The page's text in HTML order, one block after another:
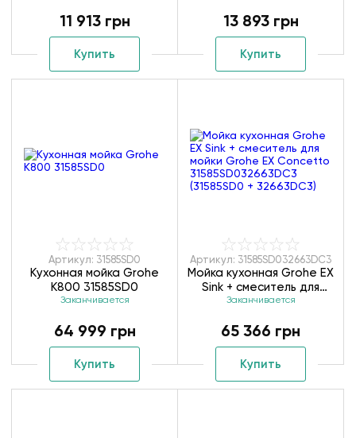
11 913 грн
Купить
13 893 грн
Купить
Артикул: 31585SD0
Кухонная мойка Grohe
K800 31585SD0
Заканчивается
64 999 грн
Купить
Артикул: 31585SD032663DC3
Мойка кухонная Grohe EX
Sink + смеситель для
мойки Grohe EX
31585SD032663DC3
(31585SD0 + 32663DC3)
Заканчивается
65 366 грн
Купить